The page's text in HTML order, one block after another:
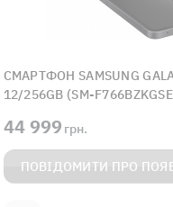
СМАРТФОН SAMSUNG
12/256GB (SM-
44 999 грн.
ПОВІДОМИТИ ПРО